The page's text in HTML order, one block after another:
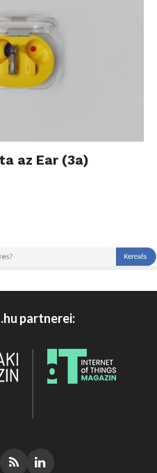
az Ear (3a)
partnerei: